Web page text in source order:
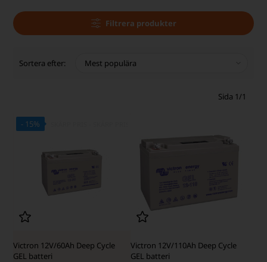
Bra Trustscore
Filtrera produkter
Sortera efter:
Sida 1/1
- 15%
Victron 12V/60Ah Deep Cycle
GEL batteri
Victron 12V/110Ah Deep Cycle
GEL batteri